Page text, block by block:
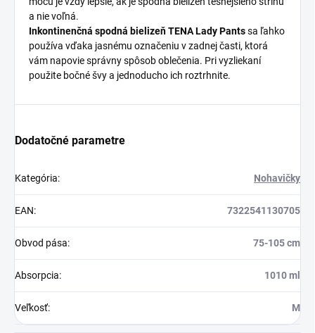
a nie voľná.
Inkontinenčná spodná bielizeň TENA Lady Pantssa ľahko
používa vďaka jasnému označeniu v zadnej časti, ktorá
vám napovie správny spôsob oblečenia. Pri vyzliekaní
použite bočné švy a jednoducho ich roztrhnite.
Dodatočné parametre
Kategória: Nohavičky
EAN: 7322541130705
Obvod pása: 75-105 cm
Absorpcia: 1010 ml
Veľkosť: M